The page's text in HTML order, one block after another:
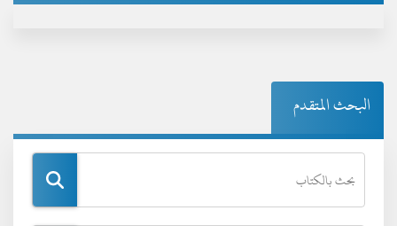
البحث المتقدم